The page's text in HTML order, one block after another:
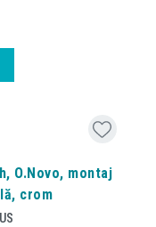
O.Novo, montaj
crom